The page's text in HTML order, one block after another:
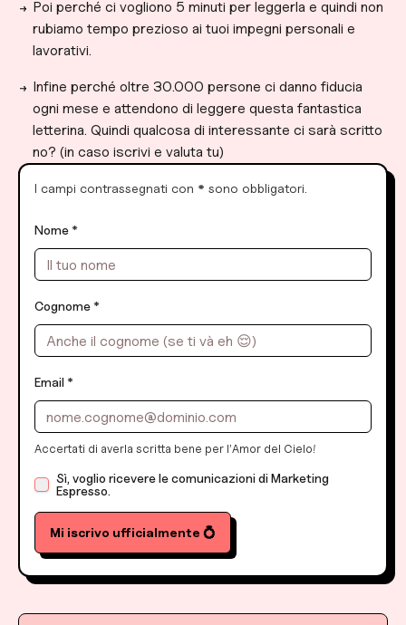
Poi perché ci vogliono 5 minuti per leggerla e quindi non
rubiamo tempo prezioso ai tuoi impegni personali e
lavorativi.
Infine perché oltre 30.000 persone ci danno fiducia
ogni mese e attendono di leggere questa fantastica
letterina. Quindi qualcosa di interessante ci sarà scritto
no? (in caso iscrivi e valuta tu)
I campi contrassegnati con * sono obbligatori.
Nome *
Cognome *
Email *
Accertati di averla scritta bene per l’Amor del Cielo!
Sì, voglio ricevere le comunicazioni di Marketing
Espresso.
Mi iscrivo ufficialmente 💍